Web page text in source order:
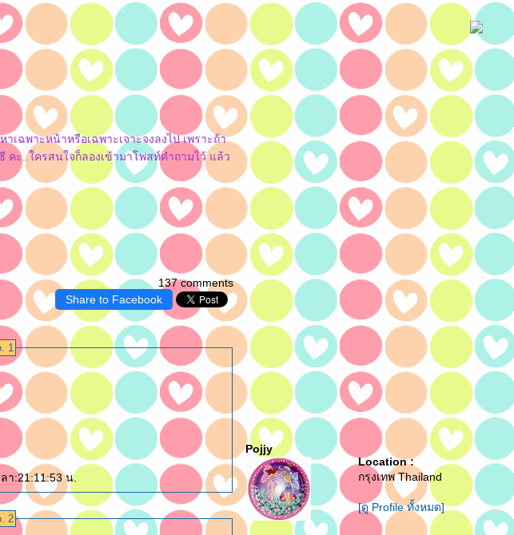
ฉพาะหน้าหรือเฉพาะเจาะจงลงไป เพราะถ้า
คะ..ใครสนใจก็ลองเข้ามาโพสท์คำถามไว้ แล้ว
137 comments
Share to Facebook
1
า:21:11:53 น.
2
Pojjy
Location :
กรุงเทพ Thailand
[ดู Profile ทั้งหมด]